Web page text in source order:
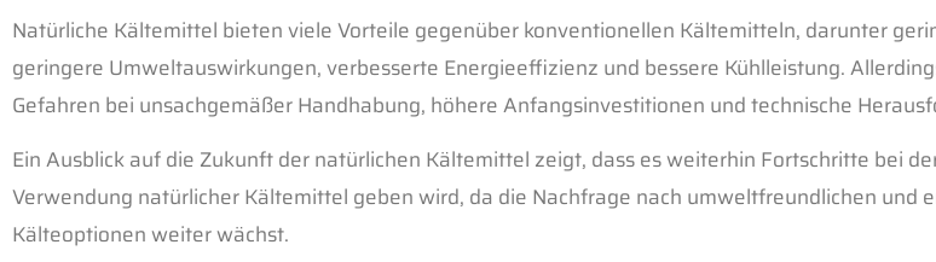
Natürliche Kältemittel bieten viele Vorteile gegenüber konventionellen Kältemitteln, darunter
geringere Umweltauswirkungen, verbesserte Energieeffizienz und bessere Kühlleistung.
Gefahren bei unsachgemäßer Handhabung, höhere Anfangsinvestitionen und technische
Ein Ausblick auf die Zukunft der natürlichen Kältemittel zeigt, dass es weiterhin Fortschritte bei
Verwendung natürlicher Kältemittel geben wird, da die Nachfrage nach umweltfreundlichen und
Kälteoptionen weiter wächst.